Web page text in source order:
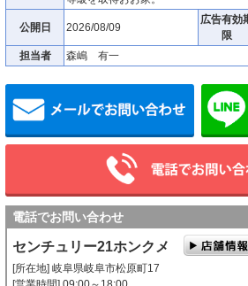
公開日 2026/08/09
広告有効
限
担当者 森嶋 有一
メールで
電話でお問い合わせ
センチュリー21ホンクメ
[所在地] 岐阜県岐阜市松原町17